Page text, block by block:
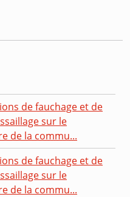
de fauchage et de
sur le
de la commu...
de fauchage et de
sur le
de la commu...